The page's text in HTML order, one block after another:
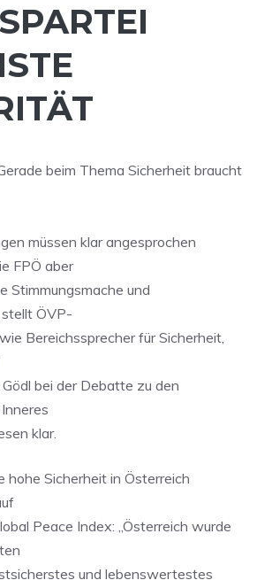
beim Thema Sicherheit braucht
müssen klar angesprochen
FPÖ aber
Stimmungsmache und
ÖVP-
Bereichssprecher für Sicherheit,
bei der Debatte zu den
klar.
hohe Sicherheit in Österreich
Peace Index: „Österreich wurde
und lebenswertestes